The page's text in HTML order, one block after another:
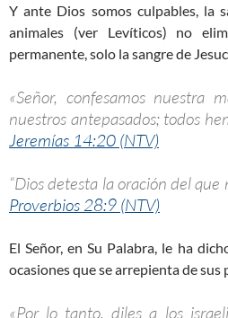
Y ante Dios somos culpables, la
animales (ver Levíticos) no
permanente, solo la sangre de
«Señor, confesamos nuestra
nuestros antepasados; todos
Jeremías 14:20 (NTV)
“Dios detesta la oración del que
Proverbios 28:9 (NTV)
El Señor, en Su Palabra, le ha
ocasiones que se arrepienta de sus
«Por lo tanto, diles a los